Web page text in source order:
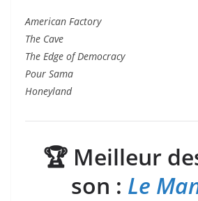
American Factory
The Cave
The Edge of Democracy
Pour Sama
Honeyland
🏆 Meilleur
son : Le